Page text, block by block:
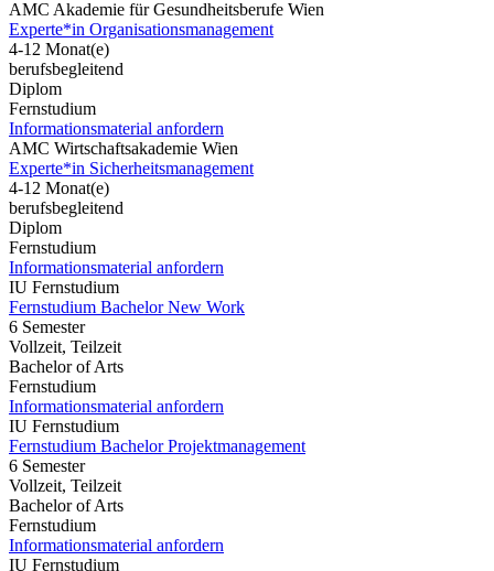
AMC Akademie für Gesundheitsberufe Wien
Experte*in Organisationsmanagement
4-12 Monat(e)
berufsbegleitend
Diplom
Fernstudium
Informationsmaterial anfordern
AMC Wirtschaftsakademie Wien
Experte*in Sicherheitsmanagement
4-12 Monat(e)
berufsbegleitend
Diplom
Fernstudium
Informationsmaterial anfordern
IU Fernstudium
Fernstudium Bachelor New Work
6 Semester
Vollzeit, Teilzeit
Bachelor of Arts
Fernstudium
Informationsmaterial anfordern
IU Fernstudium
Fernstudium Bachelor Projektmanagement
6 Semester
Vollzeit, Teilzeit
Bachelor of Arts
Fernstudium
Informationsmaterial anfordern
IU Fernstudium